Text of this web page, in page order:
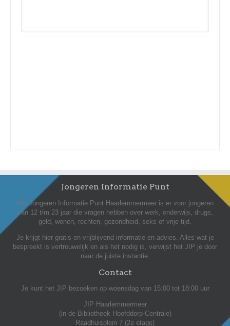
Jongeren Informatie Punt
Het Jongeren Informatie Punt Haarlemmermeer is er voor jongeren
van 12 t/m 23 jaar die vragen hebben over werk, onderwijs, drugs,
geld, wonen, rechten, gezondheid, seks of vrije tijd.
Je krijgt hier gratis en vrijblijvend informatie en advies. Alles wat je
bespreekt is vertrouwelijk en als het nodig is, verwijst het JIP je door
naar de juiste instantie.
Contact
Je kunt het JIP bezoeken op woensdag van 15:00 tot 18:00 uur
JIP Haarlemmermeer
(in de Bibliotheek Hoofddorp-Centrale)
Raadhuisplein 7 (2e etage)